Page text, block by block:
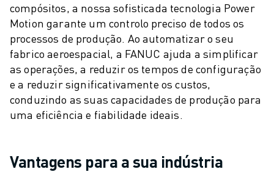
SUSTENTABILIDADE ROBOCUT
SOLUÇÕES IIOT
SOLUÇÕES PARA FÁBRICAS INTELIGENTES
SOLUÇÕES DE FÁBRICA INTELIGENTES PARA AUMENTAR A
REGISTO DE PRODUTOS » PORTAL FANUC
ESTUDOS DE CASO
SOLUÇÕES
INDÚSTRIAS
AUTOMÓVEL
compósitos, a nossa sofisticada tecnologia Power
Motion garante um controlo preciso de todos os
processos de produção. Ao automatizar o seu
fabrico aeroespacial, a FANUC ajuda a simplificar
as operações, a reduzir os tempos de configuração
e a reduzir significativamente os custos,
conduzindo as suas capacidades de produção para
uma eficiência e fiabilidade ideais.
Vantagens para a sua indústria